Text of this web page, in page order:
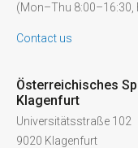
(Mon–Thu 8:00–16:30,
Contact us
Österreichisches
Klagenfurt
Universitätsstraße 102
9020 Klagenfurt